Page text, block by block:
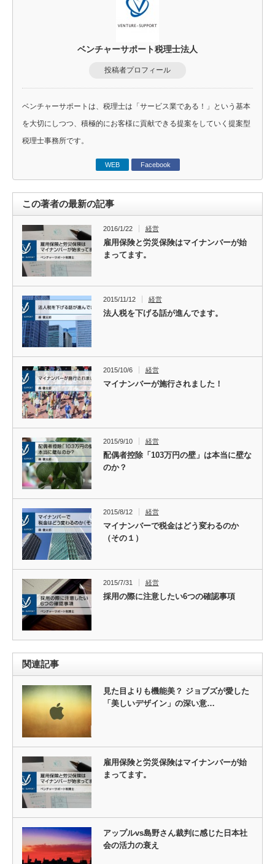
ベンチャーサポート税理士法人
投稿者プロフィール
ベンチャーサポートは、税理士は「サービス業である！」という基本
を大切にしつつ、積極的にお客様に貢献できる提案をしていく提案型
税理士事務所です。
WEB Facebook
この著者の最新の記事
2016/1/22 経営
雇用保険と労災保険はマイナンバーが始
まってます。
2015/11/12 経営
法人税を下げる話が進んでます。
2015/10/6 経営
マイナンバーが施行されました！
2015/9/10 経営
配偶者控除「103万円の壁」は本当に壁な
のか？
2015/8/12 経営
マイナンバーで税金はどう変わるのか
（その１）
2015/7/31 経営
採用の際に注意したい6つの確認事項
関連記事
見た目よりも機能美？ ジョブズが愛した
「美しいデザイン」の深い意…
雇用保険と労災保険はマイナンバーが始
まってます。
アップルvs島野さん裁判に感じた日本社
会の活力の衰え